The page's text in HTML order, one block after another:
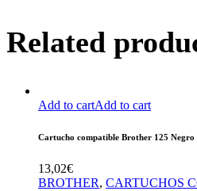
Related
Add to cartAdd to cart
Cartucho compatible Brother 125 Negro
13,02€
BROTHER, CARTUCHOS